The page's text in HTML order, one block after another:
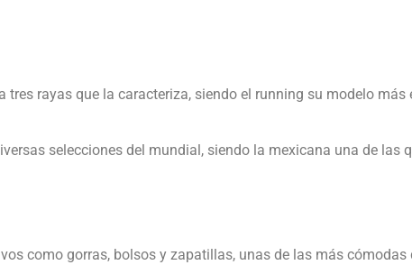
rayas que la caracteriza, siendo el running su modelo más
selecciones del mundial, siendo la mexicana una de las
como gorras, bolsos y zapatillas, unas de las más cómodas